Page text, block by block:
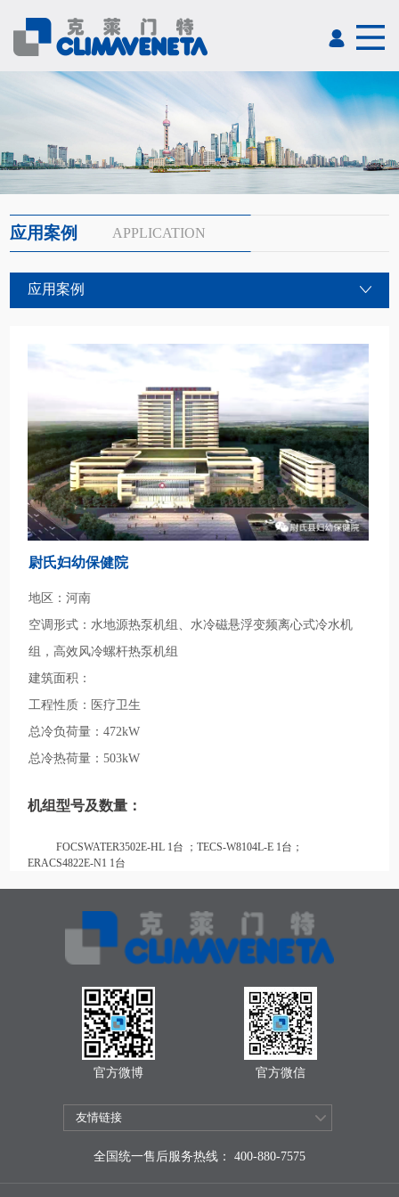
应用案例 APPLICATION
应用案例
尉氏妇幼保健院
地区：河南
空调形式：水地源热泵机组、水冷磁悬浮变频离心式冷水机
组，高效风冷螺杆热泵机组
建筑面积：
工程性质：医疗卫生
总冷负荷量：472kW
总冷热荷量：503kW
机组型号及数量：
FOCSWATER3502E-HL 1台 ；TECS-W8104L-E 1台；
ERACS4822E-N1 1台
官方微博 官方微信
全国统一售后服务热线： 400-880-7575